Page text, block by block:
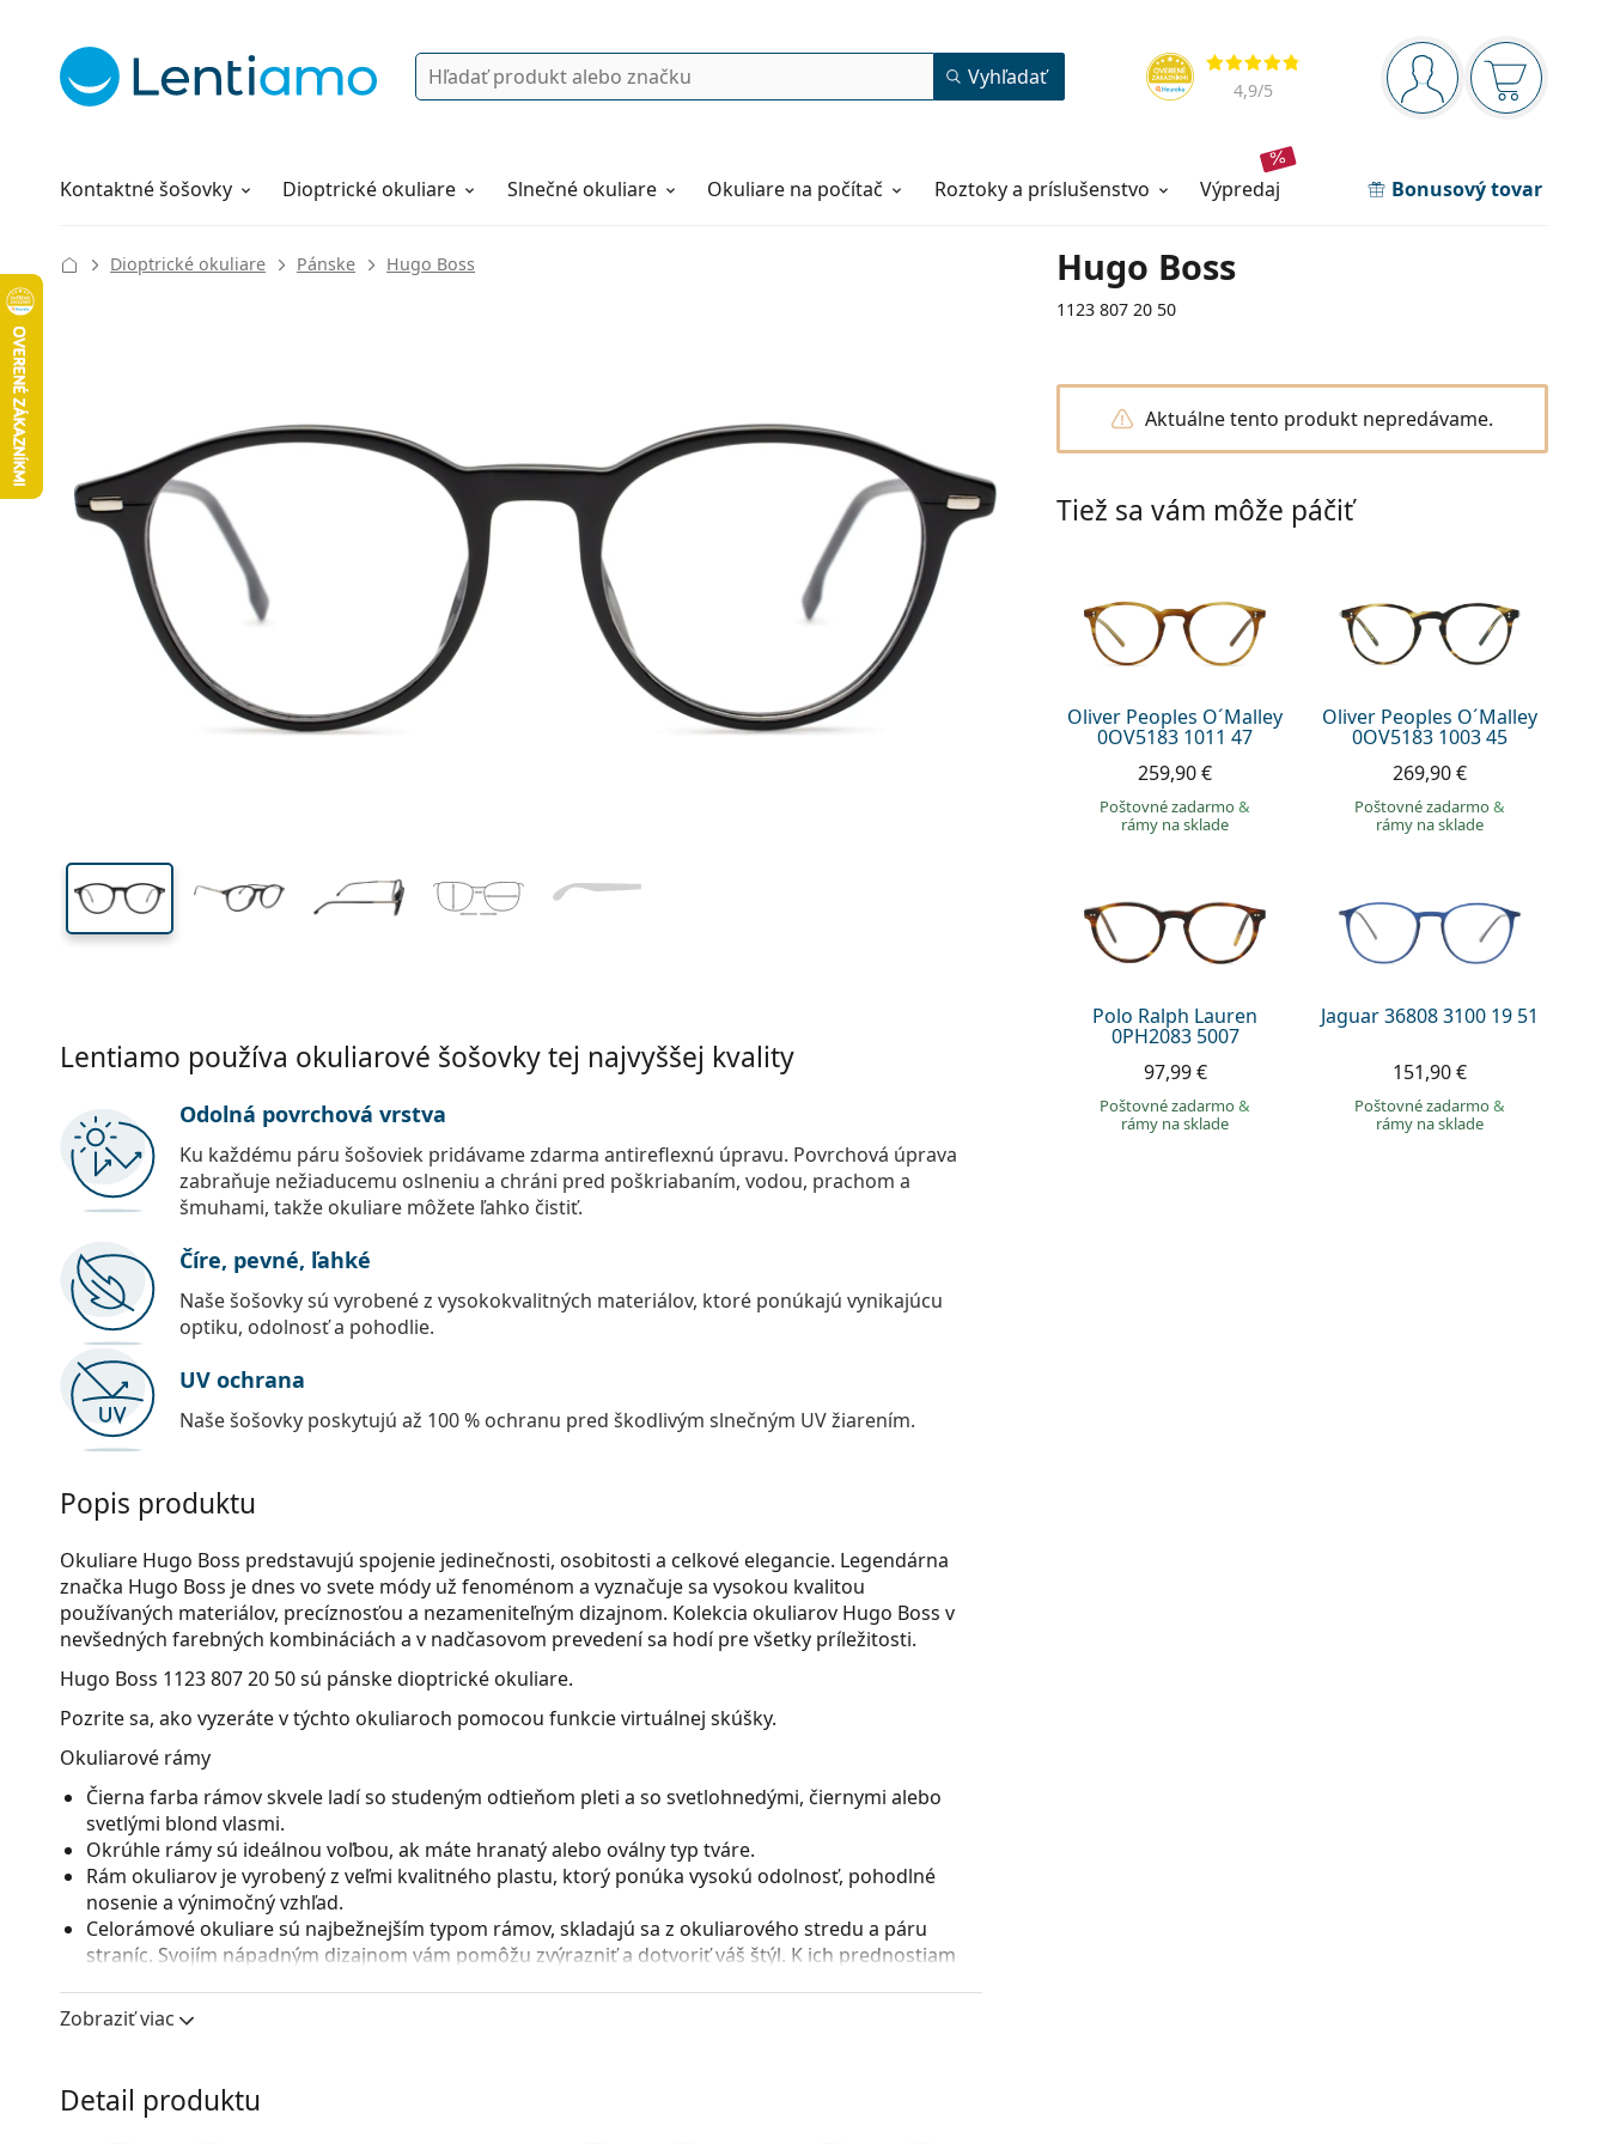
Navigačný panel
ste prihláseníNákupný
Hodnotenia
4,9/5
Vyhľadávanie Vyhľadať
Kontaktné šošovky
Roztoky Dioptrické okuliare Slnečné okuliare Okuliare na počítač Roztoky a príslušenstvo výpredaj Bonusový tovar
Všetko o nákupe
Hugo Boss
1123 807 20 50
Dioptrické okuliare Pánske Hugo Boss
44 mm
Výška očnice
50 mm
Šírka očnice
50
mostíka
Aktuálne tento produkt nepredávame.
Tiež sa vám môže páčiť
Oliver Peoples O´Malley
0OV5183 1011 47
259,90 €
Poštovné zadarmo&
rámy na sklade
Oliver Peoples O´Malley
0OV5183 1003 45
269,90 €
Poštovné zadarmo&
rámy na sklade
Polo Ralph Lauren
0PH2083 5007
97,99 €
Poštovné zadarmo&
rámy na sklade
Jaguar 36808 3100 19 51
151,90 €
Poštovné zadarmo&
rámy na sklade
Lentiamo používa okuliarové šošovky tej najvyššej kvality
Odolná povrchová vrstva
Ku každému páru šošoviek pridávame zdarma antireflexnú úpravu. Povrchová úprava
zabraňuje nežiaducemu oslneniu a chráni pred poškriabaním, vodou, prachom a
šmuhami, takže okuliare môžete ľahko čistiť.
Číre, pevné, ľahké
Naše šošovky sú vyrobené z vysokokvalitných materiálov, ktoré ponúkajú vynikajúcu
optiku, odolnosť a pohodlie.
UV ochrana
Naše šošovky poskytujú až 100 % ochranu pred škodlivým slnečným UV žiarením.
Popis produktu
Okuliare Hugo Boss predstavujú spojenie jedinečnosti, osobitosti a celkové elegancie. Legendárna
značka Hugo Boss je dnes vo svete módy už fenoménom a vyznačuje sa vysokou kvalitou
používaných materiálov, precíznosťou a nezameniteľným dizajnom. Kolekcia okuliarov Hugo Boss v
nevšedných farebných kombináciách a v nadčasovom prevedení sa hodí pre všetky príležitosti.
Hugo Boss 1123 807 20 50sú pánske dioptrické okuliare.
Pozrite sa, ako vyzeráte v týchto okuliaroch pomocou funkcie virtuálnej skúšky.
Okuliarové rámy
Čierna farba rámov skvele ladí so studeným odtieňom pleti a so svetlohnedými, čiernymi alebo
svetlými blond vlasmi.
Okrúhle rámy sú ideálnou voľbou, ak máte hranatý alebo oválny typ tváre.
Rám okuliarov je vyrobený z veľmi kvalitného plastu, ktorý ponúka vysokú odolnosť, pohodlné
nosenie a výnimočný vzhľad.
Celorámové okuliare sú najbežnejším typom rámov, skladajú sa z okuliarového stredu a páru
straníc. Svojím nápadným dizajnom vám pomôžu zvýrazniť a dotvoriť váš štýl. K ich prednostiam
pred poškodením. Tento druh rámu je vhodný pre všetky typy okuliarových šošoviek, vrátane tých
s vyššou optickou mohutnosťou.
pohodlnejšie nasadenie okuliarov. Rám je vďaka nej odolnejší proti zlomeniu a tiež si dlhší čas udrží
správne nastavenie.
Zobraziť viac
Detail produktu